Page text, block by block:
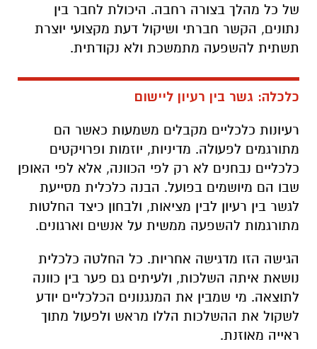
של כל מהלך בצורה רחבה. היכולת לחבר בין
נתונים, הקשר חברתי ושיקול דעת מקצועי יוצרת
תשתית להשפעה מתמשכת ולא נקודתית.
כלכלה: גשר בין רעיון ליישום
רעיונות כלכליים מקבלים משמעות כאשר הם
מתורגמים לפעולה. מדיניות, יוזמות ופרויקטים
כלכליים נבחנים לא רק לפי הכוונה, אלא לפי האופן
שבו הם מיושמים בפועל. הבנה כלכלית מסייעת
לגשר בין רעיון לבין מציאות, ולבחון כיצד החלטות
מתורגמות להשפעה ממשית על אנשים וארגונים.
הגישה הזו מדגישה אחריות. כל החלטה כלכלית
נושאת איתה השלכות, ולעיתים גם פער בין כוונה
לתוצאה. מי שמבין את המנגנונים הכלכליים יודע
לשקול את ההשלכות הללו מראש ולפעול מתוך
ראייה מאוזנת.